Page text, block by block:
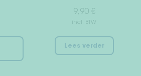
9,90 €
incl. BTW
Lees verder